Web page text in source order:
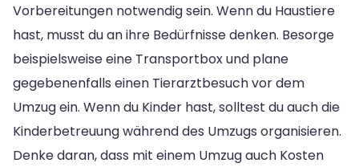
Vorbereitungen notwendig sein. Wenn du Haustiere
hast, musst du an ihre Bedürfnisse denken. Besorge
beispielsweise eine Transportbox und plane
gegebenenfalls einen Tierarztbesuch vor dem
Umzug ein. Wenn du Kinder hast, solltest du auch die
Kinderbetreuung während des Umzugs organisieren.
Denke daran, dass mit einem Umzug auch Kosten